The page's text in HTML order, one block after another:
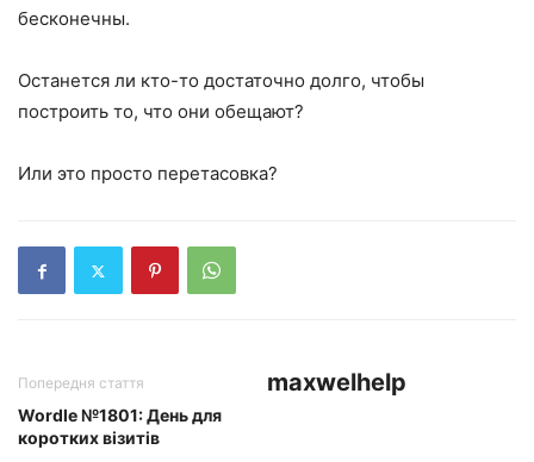
бесконечны.
Останется ли кто-то достаточно долго, чтобы
построить то, что они обещают?
Или это просто перетасовка?
Попередня стаття
Wordle №1801: День для
коротких візитів
maxwelhelp